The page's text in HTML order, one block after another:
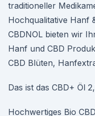
traditioneller
Hochqualitative Hanf
CBDNOL bieten wir
Hanf und CBD
CBD Blüten,
Das ist das CBD+ Öl
Hochwertiges Bio